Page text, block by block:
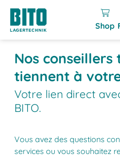
Shop
Nos conseillers
tiennent à
Votre lien direct
BITO.
Vous avez des questions
services ou vous souhaitez